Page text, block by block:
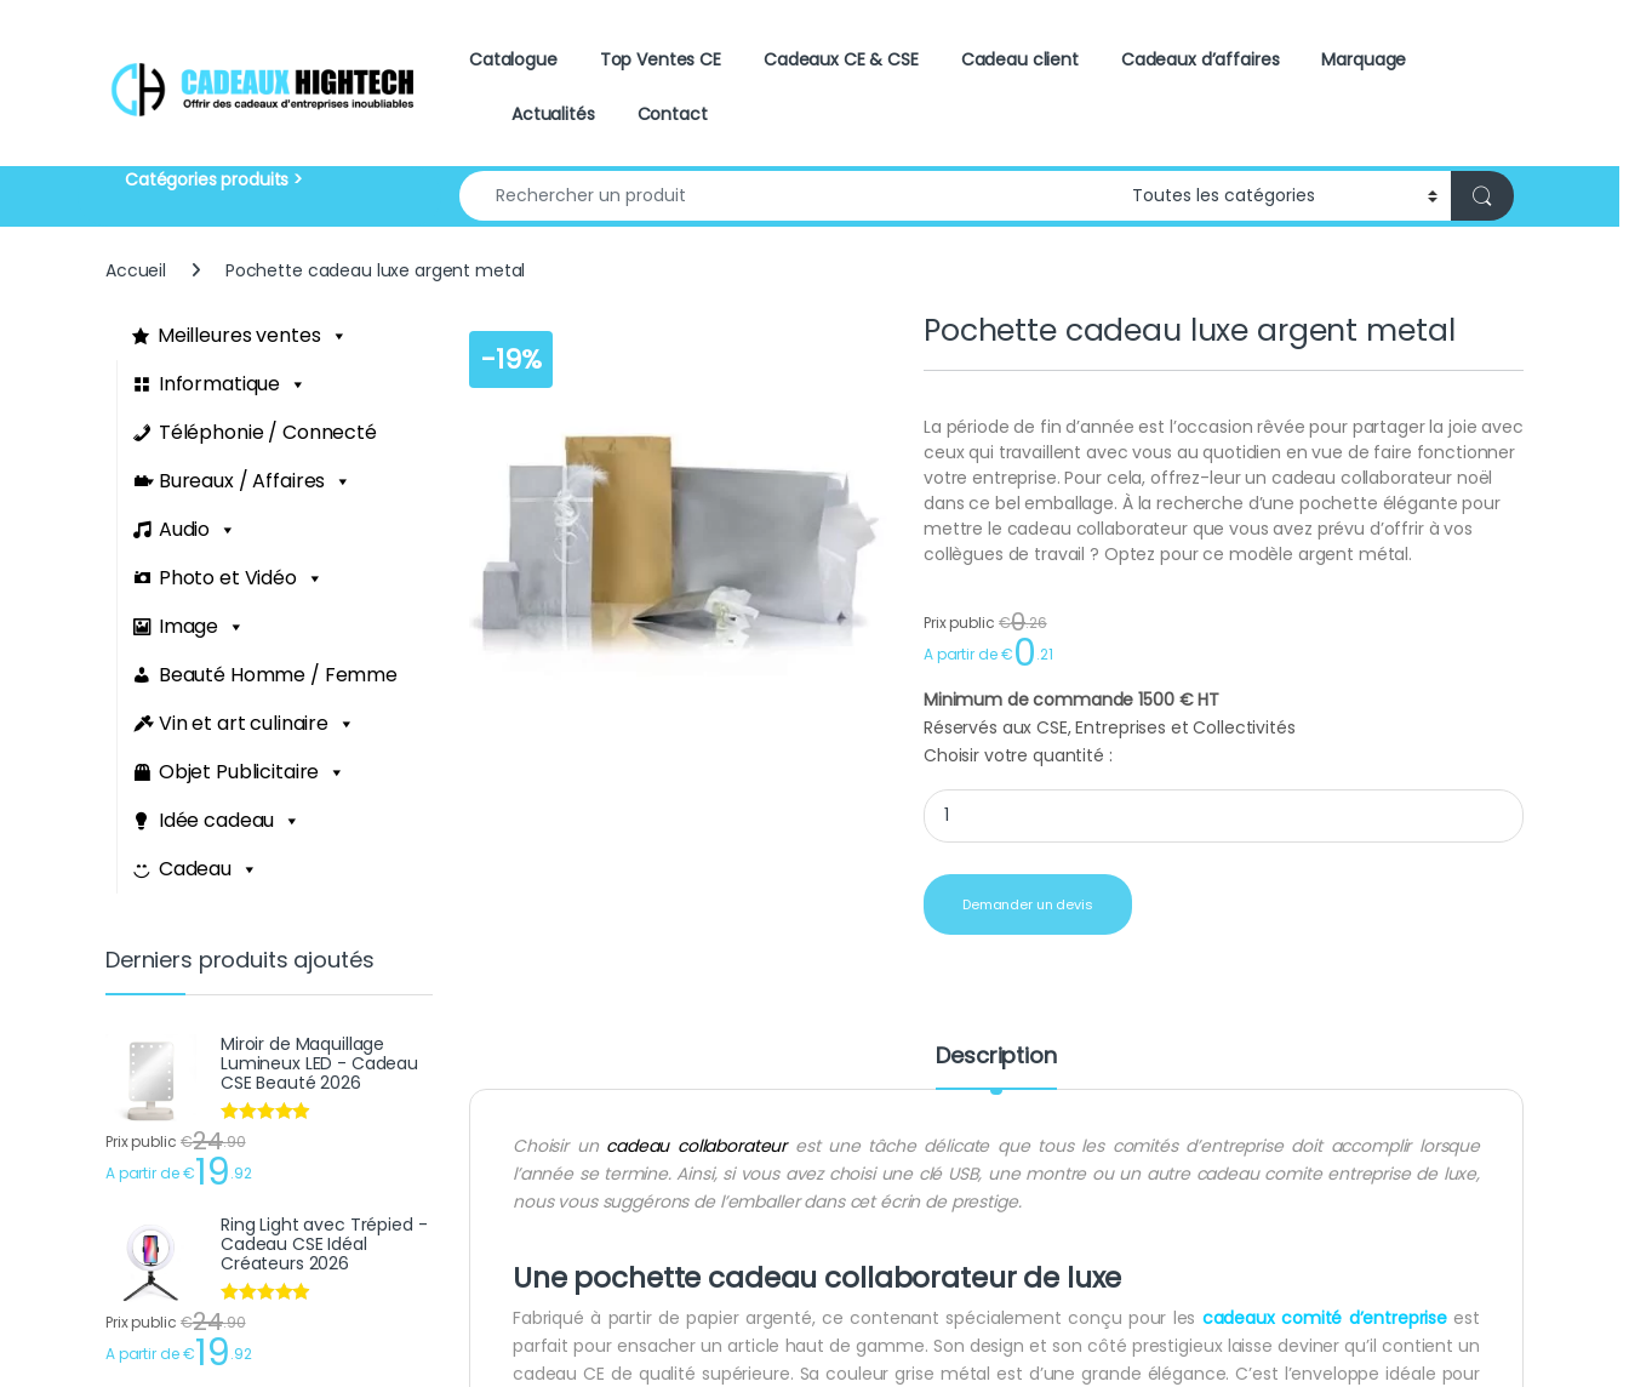
Catalogue
Top Ventes CE Cadeaux CE & CSE Cadeau client Cadeaux d’affaires Marquage
Actualités Contact
Search for:
Accueil Pochette cadeau luxe argent metal
-19%
Pochette cadeau luxe argent metal
La période de fin d’année est l’occasion rêvée pour partager la joie avec
ceux qui travaillent avec vous au quotidien en vue de faire fonctionner
votre entreprise. Pour cela, offrez-leur un cadeau collaborateur noël
dans ce bel emballage. À la recherche d’une pochette élégante pour
mettre le cadeau collaborateur que vous avez prévu d’offrir à vos
collègues de travail ? Optez pour ce modèle argent métal.
Prix public €0.26
A partir de €0.21
Minimum de commande 1500 € HT
Réservés aux CSE, Entreprises et Collectivités
Choisir votre quantité :
Pochette cadeau luxe argent metal quantity
Demander un devis
Description
Choisir un cadeau collaborateurest une tâche délicate que tous les comités d’entreprisedoit accomplir lorsque
l’année se termine. Ainsi, si vous avez choisi une clé USB, une montre ou un autre cadeau comite entreprise de luxe,
nous vous suggérons de l’emballer dans cet écrin de prestige.
Une pochette cadeau collaborateurde luxe
Fabriqué à partir de papier argenté, ce contenant spécialement conçu pour les cadeaux comité d’entrepriseest
parfait pour ensacher un article haut de gamme. Son design et son côté prestigieux laisse deviner qu’il contient un
cadeau CE de qualité supérieure. Sa couleur grise métal est d’une grande élégance. C’est l’enveloppe idéale pour
Meilleures ventes
Informatique
Téléphonie / Connecté
Bureaux / Affaires
Audio
Photo et Vidéo
Image
Beauté Homme / Femme
Vin et art culinaire
Objet Publicitaire
Idée cadeau
Cadeau
Derniers produits ajoutés
Miroir de Maquillage
Lumineux LED - Cadeau
CSE Beauté 2026
Note
sur 5
Prix public €24.90
A partir de €19.92
Ring Light avec Trépied -
Cadeau CSE Idéal
Créateurs 2026
Note
sur 5
Prix public €24.90
A partir de €19.92